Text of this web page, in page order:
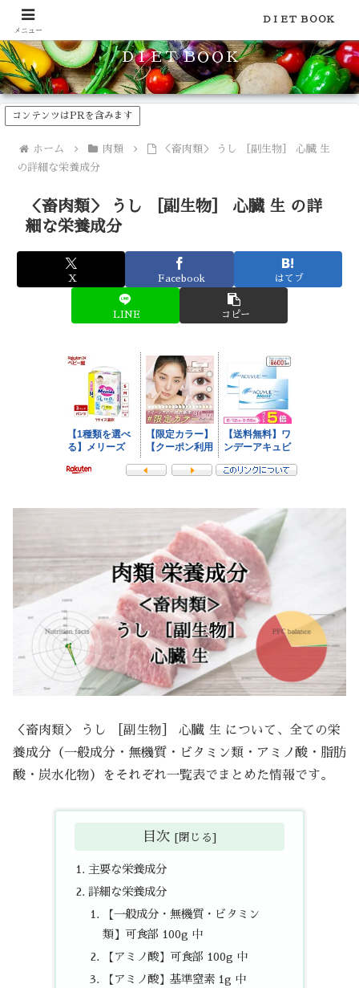
食品のカロリーや糖質などの栄養素がわかる！健康やダイエットに
ＤＩＥＴ ＢＯＯＫ
コンテンツはPRを含みます
ホーム 肉類
＜畜肉類＞ うし ［副生物］ 心臓 生
の詳細な栄養成分
＜畜肉類＞ うし ［副生物］ 心臓 生 の詳
細な栄養成分
X Facebook はてブ
LINE コピー
＜畜肉類＞ うし ［副生物］ 心臓 生 について、全ての栄
養成分（一般成分・無機質・ビタミン類・アミノ酸・脂肪
酸・炭水化物）をそれぞれ一覧表でまとめた情報です。
目次
主要な栄養成分
詳細な栄養成分
【一般成分・無機質・ビタミン
類】可食部 100g 中
【アミノ酸】可食部 100g 中
【アミノ酸】基準窒素 1g 中
メニュー
ＤＩＥＴ ＢＯＯＫ